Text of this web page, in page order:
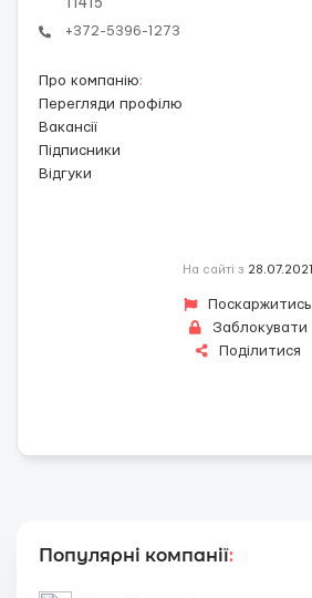
+372-5396-1273
Про компанію:
Перегляди профілю
Вакансії
Підписники
Відгуки
На сайті з 28.07.2021
Поскаржитись
Заблокувати
Поділитися
Популярні компанії: